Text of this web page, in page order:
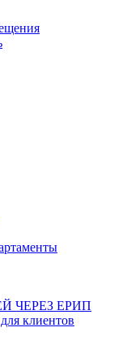
ЧЕРЕЗ ЕРИП
клиентов